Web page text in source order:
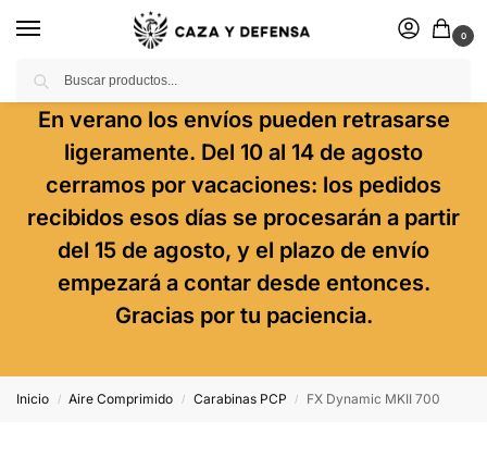
0
En verano los envíos pueden retrasarse
ligeramente. Del 10 al 14 de agosto
cerramos por vacaciones: los pedidos
recibidos esos días se procesarán a partir
del 15 de agosto, y el plazo de envío
empezará a contar desde entonces.
Gracias por tu paciencia.
Inicio / Aire Comprimido / Carabinas PCP / FX Dynamic MKII 700